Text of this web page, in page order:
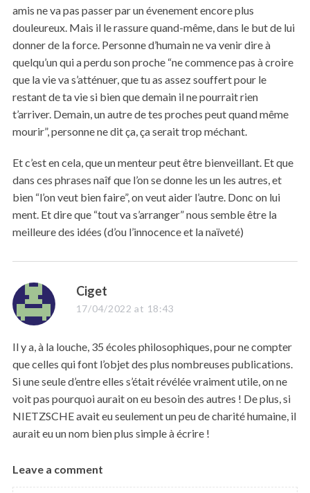
amis ne va pas passer par un évenement encore plus
douleureux. Mais il le rassure quand-même, dans le but de lui
donner de la force. Personne d’humain ne va venir dire à
quelqu’un qui a perdu son proche “ne commence pas à croire
que la vie va s’atténuer, que tu as assez souffert pour le
restant de ta vie si bien que demain il ne pourrait rien
t’arriver. Demain, un autre de tes proches peut quand même
mourir”, personne ne dit ça, ça serait trop méchant.
Et c’est en cela, que un menteur peut être bienveillant. Et que
dans ces phrases naîf que l’on se donne les un les autres, et
bien “l’on veut bien faire”, on veut aider l’autre. Donc on lui
ment. Et dire que “tout va s’arranger” nous semble être la
meilleure des idées (d’ou l’innocence et la naïveté)
s
a
s
:
Ciget
17/04/2022 at 18:43
Il y a, à la louche, 35 écoles philosophiques, pour ne compter
que celles qui font l’objet des plus nombreuses publications.
Si une seule d’entre elles s’était révélée vraiment utile, on ne
voit pas pourquoi aurait on eu besoin des autres ! De plus, si
NIETZSCHE avait eu seulement un peu de charité humaine, il
aurait eu un nom bien plus simple à écrire !
L
e
Leave a comment